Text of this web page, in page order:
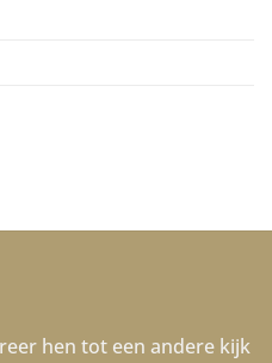
hen tot een andere kijk